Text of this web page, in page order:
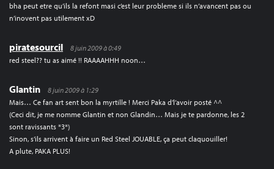
bha peut etre qu’ils la refont masi c’est leur probleme si ils n’avancent pas ou
n’inovent pas utilement xD
piratesourcil
8 juin 2009 à 0:49
red steel?? tu as aimé !! RAAAAHHH noon…
Glantin
8 juin 2009 à 1:29
Mais… Ce fan art sent bon la myrtille ! Merci Paka d’l’avoir posté ^^
(Ceci dit, je me nomme Glantin et non Glandin… Mais je te pardonne, les 2
sont ravissants *3*)
Sinon, s’ils arrivent à faire un Red Steel JOUABLE, ça peut claquouiller!
A plute, PAKA PLUS!